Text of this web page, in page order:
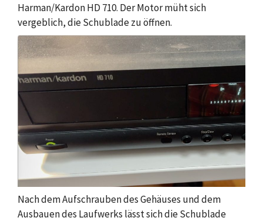
Harman/Kardon HD 710. Der Motor müht sich
vergeblich, die Schublade zu öffnen.
Nach dem Aufschrauben des Gehäuses und dem
Ausbauen des Laufwerks lässt sich die Schublade